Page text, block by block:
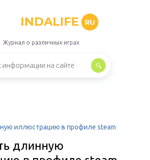
INDALIFE RU
Журнал о различных играх
иллюстрацию в профиле steam
длинную